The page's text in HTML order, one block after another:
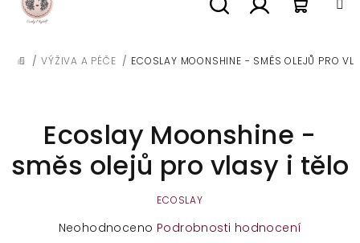
DOMŮ
/ VÝŽIVA A PÉČE / ECOSLAY MOONSHINE - SMĚS OLEJŮ PRO
Ecoslay Moonshine -
směs olejů pro vlasy i tělo
ECOSLAY
Průměrné
Neohodnoceno Podrobnosti hodnocení